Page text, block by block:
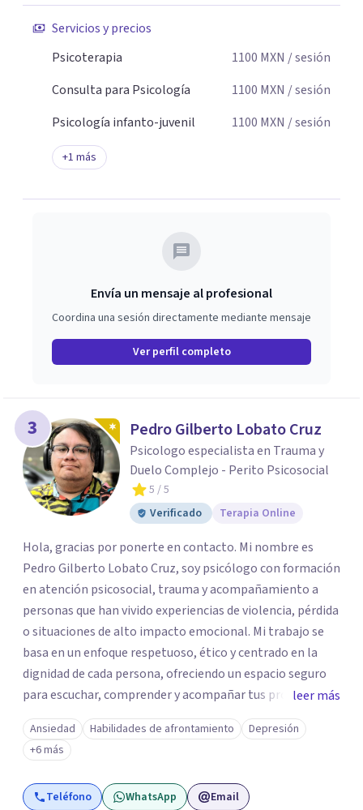
Servicios y precios
Psicoterapia
1100 MXN / sesión
Consulta para Psicología
1100 MXN / sesión
Psicología infanto-juvenil
1100 MXN / sesión
+1 más
Envía un mensaje al profesional
Coordina una sesión directamente mediante mensaje
Ver perfil completo
3 Pedro Gilberto Lobato Cruz
Psicologo especialista en Trauma y
Duelo Complejo - Perito Psicosocial
5 / 5
Verificado
Terapia Online
Hola, gracias por ponerte en contacto. Mi nombre es
Pedro Gilberto Lobato Cruz, soy psicólogo con formación
en atención psicosocial, trauma y acompañamiento a
personas que han vivido experiencias de violencia, pérdida
o situaciones de alto impacto emocional. Mi trabajo se
basa en un enfoque respetuoso, ético y centrado en la
dignidad de cada persona, ofreciendo un espacio seguro
para escuchar, comprender y acompañar tus procesos
emocionales a tu propio ritmo. Creo firmemente en la
importancia de construir juntos herramientas que
fortalezcan el bienestar, la autonomía y el sentido de
vida. Será un gusto acompañarte en este proceso. Quedo
atento para resolver cualquier duda y acordar una cita. Un
leer más
Ansiedad Habilidades de afrontamiento
Depresión
+6 más
Teléfono WhatsApp Email